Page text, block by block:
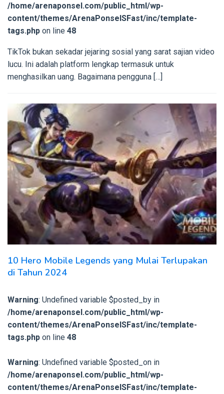
/home/arenaponsel.com/public_html/wp-
content/themes/ArenaPonselSFast/inc/template-
tags.php on line 48
TikTok bukan sekadar jejaring sosial yang sarat sajian video
lucu. Ini adalah platform lengkap termasuk untuk
menghasilkan uang. Bagaimana pengguna […]
10 Hero Mobile Legends yang Mulai Terlupakan
di Tahun 2024
Warning: Undefined variable $posted_by in
/home/arenaponsel.com/public_html/wp-
content/themes/ArenaPonselSFast/inc/template-
tags.php on line 48
Warning: Undefined variable $posted_on in
/home/arenaponsel.com/public_html/wp-
content/themes/ArenaPonselSFast/inc/template-